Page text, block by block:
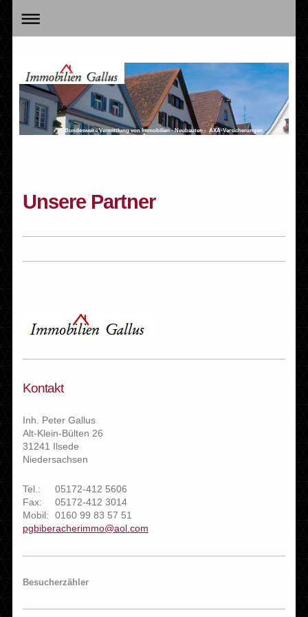
Bundesweite Vermittlung von Immobilien - Neubauten - AXA-Versicherungen
Unsere Partner
Kontakt
Inh. Peter Gallus
Alt-Klein-Bülten 26
31241 Ilsede
Niedersachsen
Tel.:
05172-412 5606
Fax:
05172-412 3014
Mobil:
0160 99 83 57 51
pgbiberacherimmo@aol.com
Besucherzähler